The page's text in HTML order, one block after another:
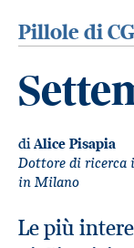
Pillole di
di Alice Pisapia
Dottore di ricerca
in Milano
Le più